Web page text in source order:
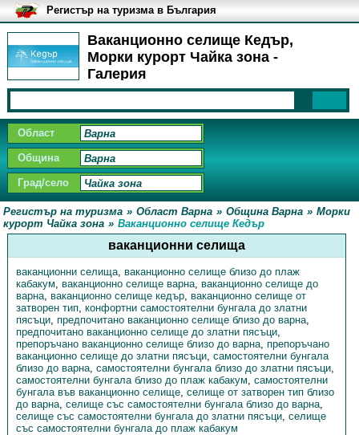
Ваканционно селище Кедър,
Морки курорт Чайка зона -
Галерия
Регистър на туризма в България
Област
Община
Град/село
Регистър на туризма » Област Варна » Община Варна » Морки
курорт Чайка зона » Ваканционно селище Кедър
ваканционни селища
ваканционни селища, ваканционно селище близо до плаж
кабакум, ваканционно селище варна, ваканционно селище до
варна, ваканционно селище кедър, ваканционно селище от
затворен тип, конфортни самостоятелни бунгала до златни
пясъци, предпочитано ваканционно селище близо до варна,
предпочитано ваканционно селище до златни пясъци,
препоръчано ваканционно селище близо до варна, препоръчано
ваканционно селище до златни пясъци, самостоятелни бунгала
близо до варна, самостоятелни бунгала близо до златни пясъци,
самостоятелни бунгала близо до плаж кабакум, самостоятелни
бунгала във ваканционно селище, селище от затворен тип близо
до варна, селище със самостоятелни бунгала близо до варна,
селище със самостоятелни бунгала до златни пясъци, селище
със самостоятелни бунгала до плаж кабакум